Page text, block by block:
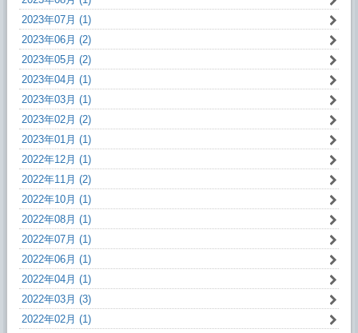
2023年07月 (1)
2023年06月 (2)
2023年05月 (2)
2023年04月 (1)
2023年03月 (1)
2023年02月 (2)
2023年01月 (1)
2022年12月 (1)
2022年11月 (2)
2022年10月 (1)
2022年08月 (1)
2022年07月 (1)
2022年06月 (1)
2022年04月 (1)
2022年03月 (3)
2022年02月 (1)